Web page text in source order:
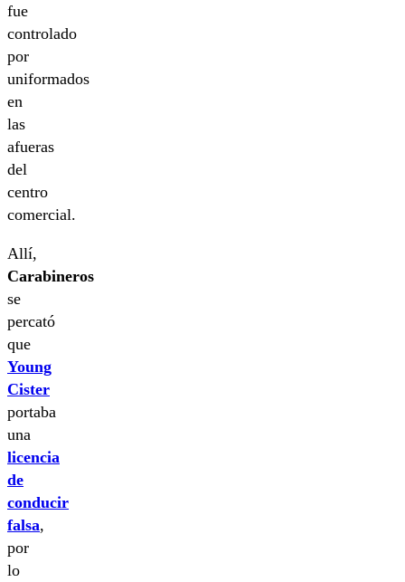
fue
controlado
por
uniformados
en
las
afueras
del
centro
comercial.
Allí,
Carabineros
se
percató
que
Young
Cister
portaba
una
licencia
de
conducir
falsa,
por
lo